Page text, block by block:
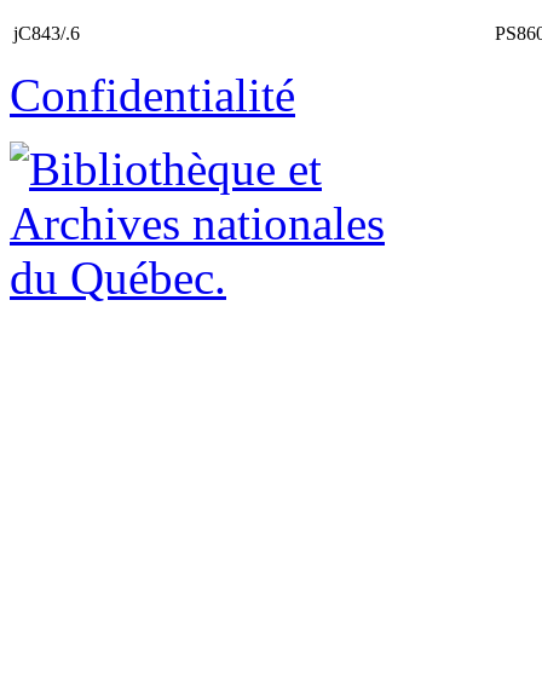
jC843/.6
Confidentialité